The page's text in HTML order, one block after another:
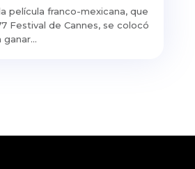
película franco-mexicana, que
Festival de Cannes, se colocó